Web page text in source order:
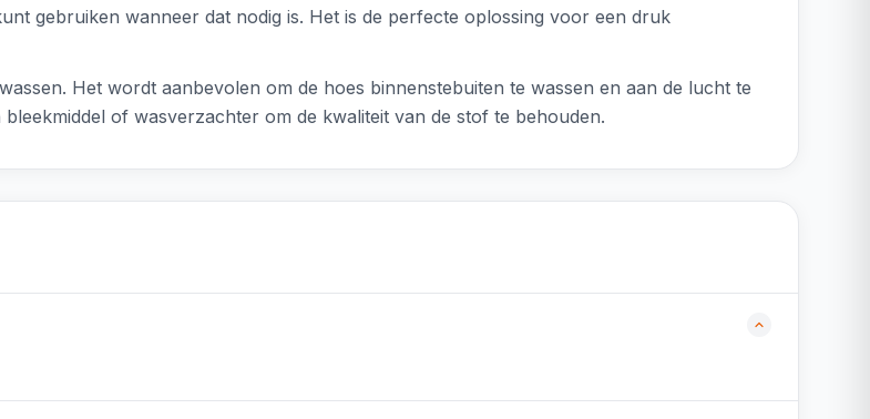
gebruiken wanneer dat nodig is. Het is de perfecte oplossing voor een druk
Het wordt aanbevolen om de hoes binnenstebuiten te wassen en aan de lucht te
of wasverzachter om de kwaliteit van de stof te behouden.